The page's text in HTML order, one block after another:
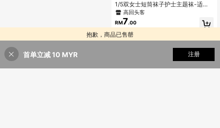
1/5双女士短筒袜子护士主题袜-适合
医生、牙科助理的多色医务人员袜，
带有护士心电图案的中性低筒袜，舒
适透气耐磨的白色袜子
高回头客
RM7.00
抱歉，商品已售罄
首单立减 10 MYR 注册